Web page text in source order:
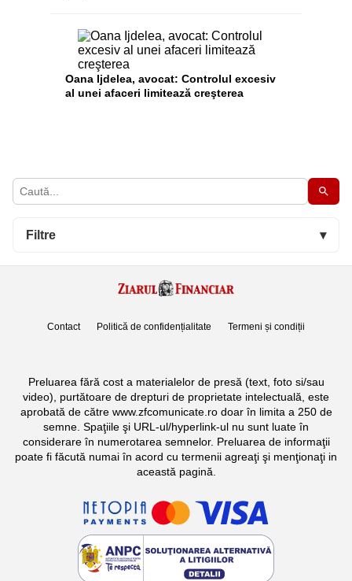
Filtre ▾
Oana Ijdelea, avocat: Controlul excesiv
al unei afaceri limitează creşterea
Contact Politică de confidențialitate Termeni și condiții
Preluarea fără cost a materialelor de presă (text, foto si/sau
video), purtătoare de drepturi de proprietate intelectuală, este
aprobată de către www.zfcomunicate.ro doar în limita a 250 de
semne. Spaţiile şi URL-ul/hyperlink-ul nu sunt luate în
considerare în numerotarea semnelor. Preluarea de informaţii
poate fi făcută numai în acord cu termenii agreaţi şi menţionaţi in
această pagină.